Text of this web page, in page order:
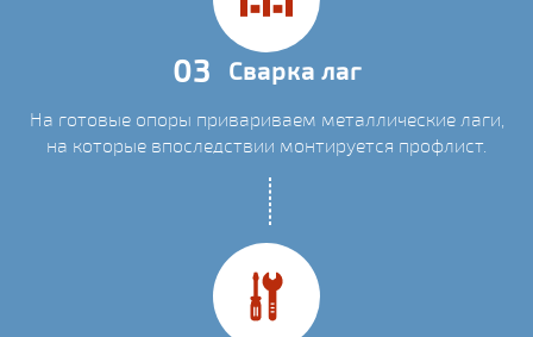
03 Сварка лаг
На готовые опоры привариваем металлические лаги,
на которые впоследствии монтируется профлист.